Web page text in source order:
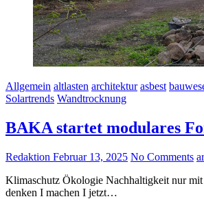
Allgemein altlasten architektur asbest
Solartrends Wandtrocknung
BAKA startet modulares
Redaktion Februar 13, 2025 No Comments
Klimaschutz Ökologie Nachhaltigkeit nur
denken I machen I jetzt…